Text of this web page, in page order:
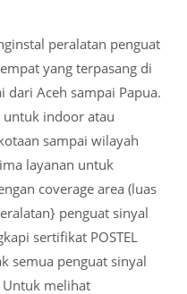
peralatan penguat
yang terpasang di
Aceh sampai Papua.
untuk indoor atau
sampai wilayah
layanan untuk
coverage area (luas
penguat sinyal
sertifikat POSTEL
semua penguat sinyal
melihat